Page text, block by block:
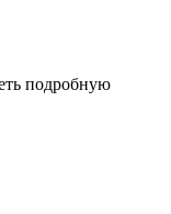
подробную